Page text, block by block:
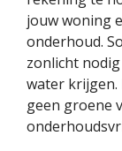
jouw woning
onderhoud.
zonlicht
water krijgen.
geen groene